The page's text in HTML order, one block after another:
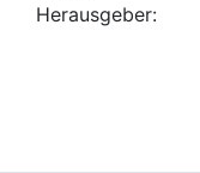
Herausgeber: